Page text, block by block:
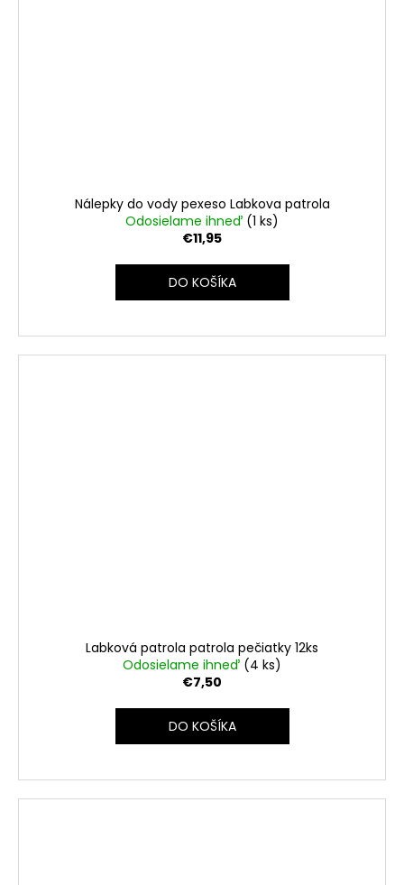
Nálepky do vody pexeso Labkova patrola
Odosielame ihneď (1 ks)
€11,95
DO KOŠÍKA
Labková patrola patrola pečiatky 12ks
Odosielame ihneď (4 ks)
€7,50
DO KOŠÍKA